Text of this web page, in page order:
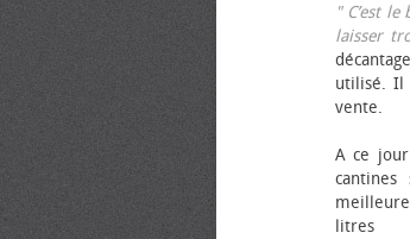
" C’est
laisser
utilisé. Il
vente.
A ce
litres